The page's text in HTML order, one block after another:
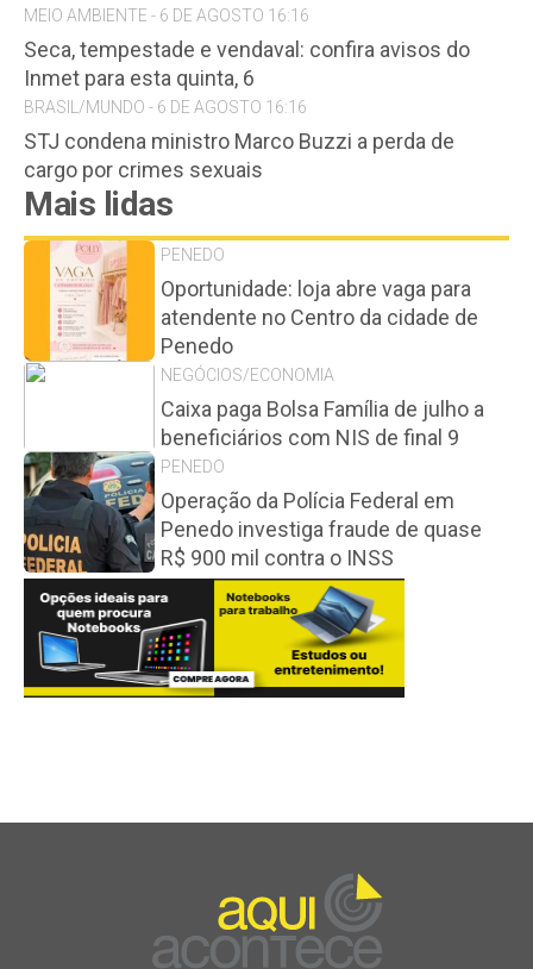
MEIO AMBIENTE - 6 DE AGOSTO 16:16
Seca, tempestade e vendaval: confira avisos do
Inmet para esta quinta, 6
BRASIL/MUNDO - 6 DE AGOSTO 16:16
STJ condena ministro Marco Buzzi a perda de
cargo por crimes sexuais
Mais lidas
PENEDO
Oportunidade: loja abre vaga para
atendente no Centro da cidade de
Penedo
NEGÓCIOS/ECONOMIA
Caixa paga Bolsa Família de julho a
beneficiários com NIS de final 9
PENEDO
Operação da Polícia Federal em
Penedo investiga fraude de quase
R$ 900 mil contra o INSS